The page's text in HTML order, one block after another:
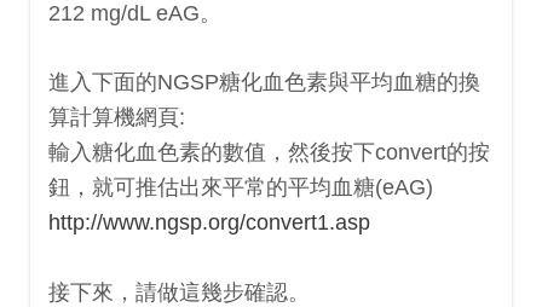
212 mg/dL eAG。
進入下面的NGSP糖化血色素與平均血糖的換
算計算機網頁:
輸入糖化血色素的數值，然後按下convert的按
鈕，就可推估出來平常的平均血糖(eAG)
http://www.ngsp.org/convert1.asp
接下來，請做這幾步確認。